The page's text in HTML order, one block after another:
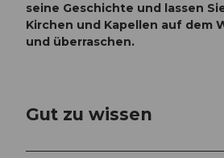
seine Geschichte und lassen
Kirchen und Kapellen auf dem
und über­raschen.
Gut zu wissen